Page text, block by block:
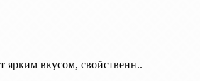
ярким вкусом, свойственн..